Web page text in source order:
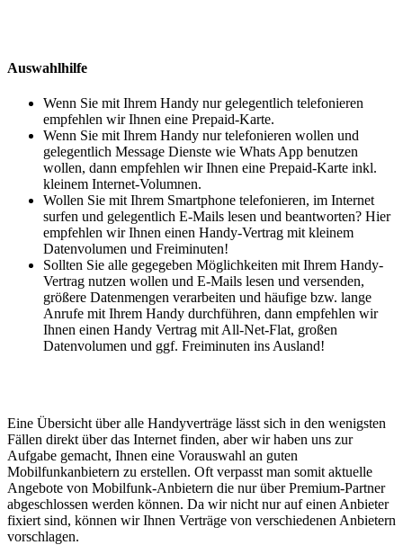
Auswahlhilfe
Wenn Sie mit Ihrem Handy nur gelegentlich telefonieren
empfehlen wir Ihnen eine Prepaid-Karte.
Wenn Sie mit Ihrem Handy nur telefonieren wollen und
gelegentlich Message Dienste wie Whats App benutzen
wollen, dann empfehlen wir Ihnen eine Prepaid-Karte inkl.
kleinem Internet-Volumnen.
Wollen Sie mit Ihrem Smartphone telefonieren, im Internet
surfen und gelegentlich E-Mails lesen und beantworten? Hier
empfehlen wir Ihnen einen Handy-Vertrag mit kleinem
Datenvolumen und Freiminuten!
Sollten Sie alle gegegeben Möglichkeiten mit Ihrem Handy-
Vertrag nutzen wollen und E-Mails lesen und versenden,
größere Datenmengen verarbeiten und häufige bzw. lange
Anrufe mit Ihrem Handy durchführen, dann empfehlen wir
Ihnen einen Handy Vertrag mit All-Net-Flat, großen
Datenvolumen und ggf. Freiminuten ins Ausland!
Eine Übersicht über alle Handyverträge lässt sich in den wenigsten
Fällen direkt über das Internet finden, aber wir haben uns zur
Aufgabe gemacht, Ihnen eine Vorauswahl an guten
Mobilfunkanbietern zu erstellen. Oft verpasst man somit aktuelle
Angebote von Mobilfunk-Anbietern die nur über Premium-Partner
abgeschlossen werden können. Da wir nicht nur auf einen Anbieter
fixiert sind, können wir Ihnen Verträge von verschiedenen Anbietern
vorschlagen.